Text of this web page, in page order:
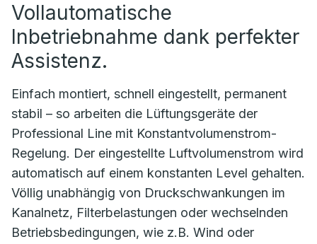
Vollautomatische
Inbetriebnahme dank perfekter
Assistenz.
Einfach montiert, schnell eingestellt, permanent
stabil – so arbeiten die Lüftungsgeräte der
Professional Line mit Konstantvolumenstrom-
Regelung. Der eingestellte Luftvolumenstrom wird
automatisch auf einem konstanten Level gehalten.
Völlig unabhängig von Druckschwankungen im
Kanalnetz, Filterbelastungen oder wechselnden
Betriebsbedingungen, wie z.B. Wind oder